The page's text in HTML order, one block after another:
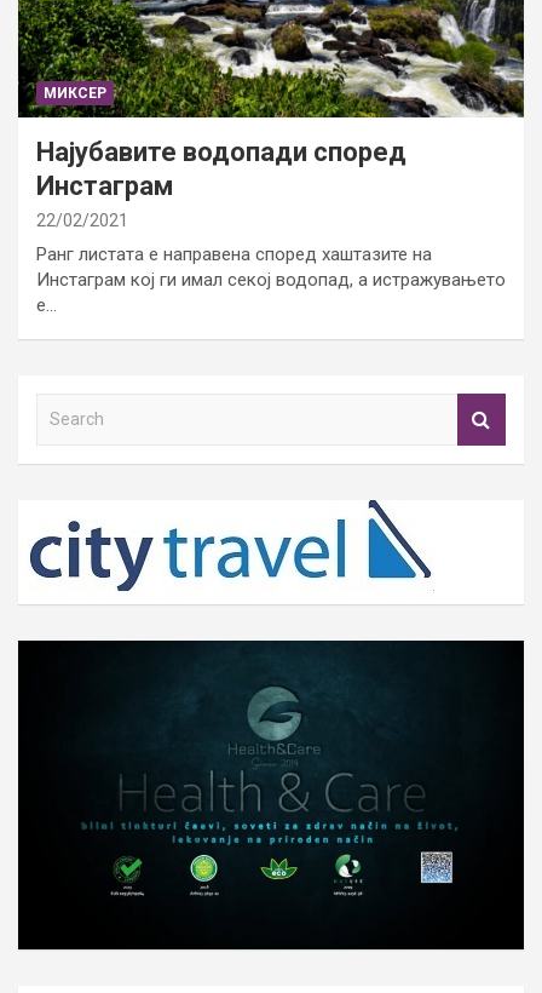
МИКСЕР
Најубавите водопади според
Инстаграм
22/02/2021
Ранг листата е направена според хаштазите на
Инстаграм кој ги имал секој водопад, а истражувањето
е…
h